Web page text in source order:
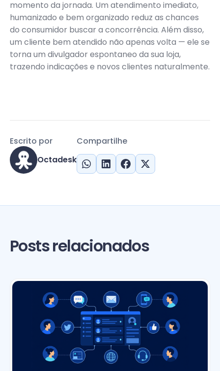
momento da jornada. Um atendimento imediato,
humanizado e bem organizado reduz as chances
do consumidor buscar a concorrência. Além disso,
um cliente bem atendido não apenas volta — ele se
torna um divulgador espontaneo da sua loja,
trazendo indicações e novos clientes naturalmente.
Compartilhe
Escrito por
Octadesk
Posts relacionados